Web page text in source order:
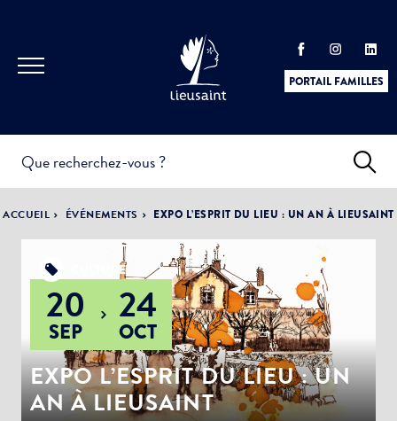
PORTAIL FAMILLES
PRATIQUES &
DÉMARCHES
ACTUALITÉS &
ÉVÈNEMENTS
LA VILLE
DÉMOCRATIE
PARTICIPATIVE
ACCUEIL ÉVÉNEMENTS EXPO L’ESPRIT DU LIEU : UN AN À LIEUSAINT
CULTURE
20
SEP
24
OCT
EXPO L’ESPRIT DU LIEU : UN
AN À LIEUSAINT